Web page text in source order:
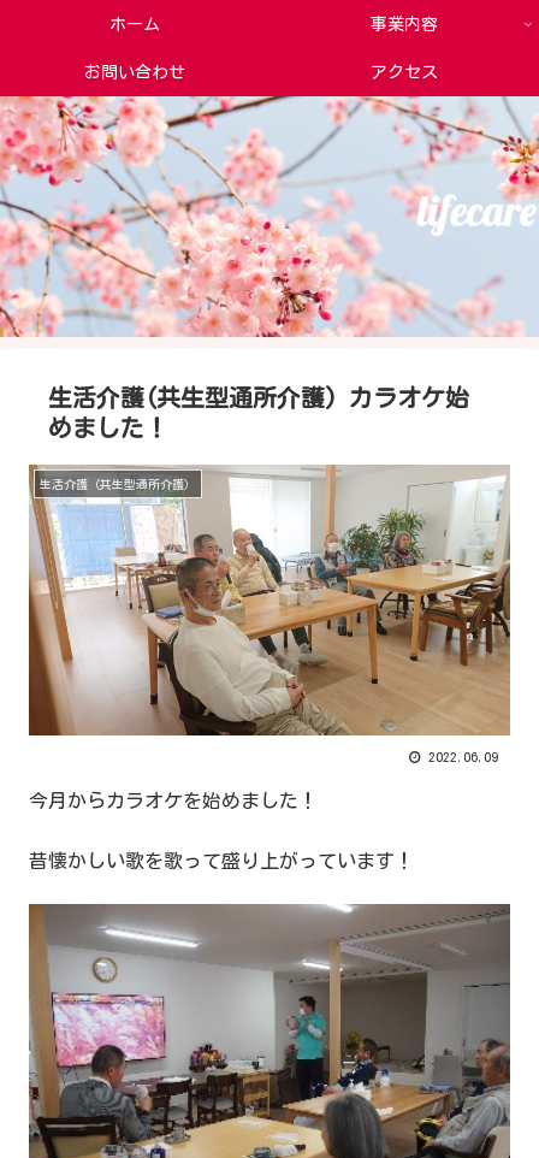
ホーム 事業内容
お問い合わせ アクセス
生活介護(共生型通所介護) カラオケ始
めました！
生活介護（共生型通所介護）
2022.06.09
今月からカラオケを始めました！
昔懐かしい歌を歌って盛り上がっています！